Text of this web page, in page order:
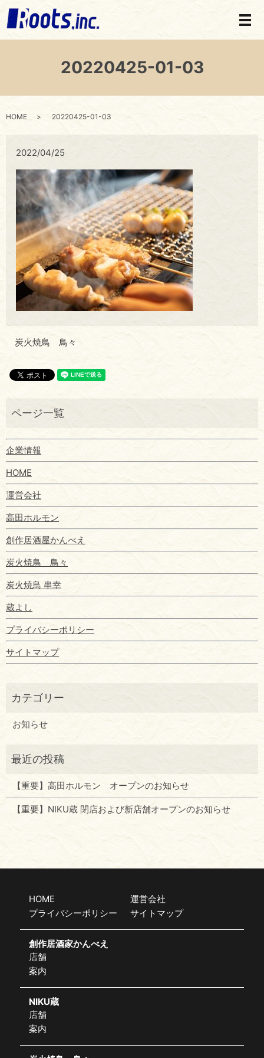
メ
20220425-01-03
HOME 20220425-01-03
2022/04/25
炭火焼鳥 鳥々
企業情報
HOME
運営会社
高田ホルモン
創作居酒屋かんべえ
炭火焼鳥 鳥々
炭火焼鳥 串幸
蔵よし
プライバシーポリシー
サイトマップ
お知らせ
【重要】高田ホルモン オープンのお知らせ
【重要】NIKU蔵 閉店および新店舗オープンのお知らせ
HOME
運営会社
プライバシーポリシー
サイトマップ
創作居酒家かんべえ
店舗
案内
NIKU蔵
店舗
案内